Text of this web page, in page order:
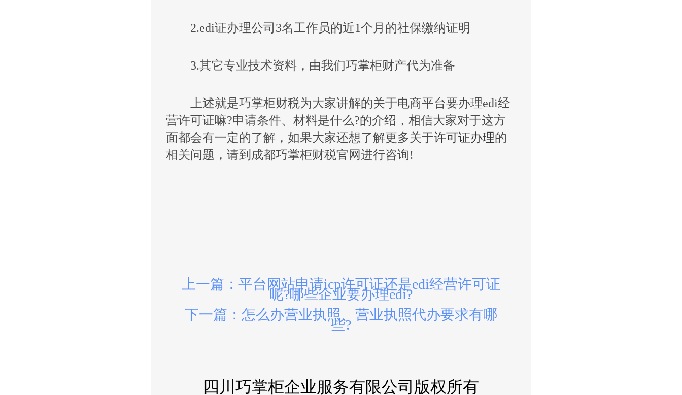
2.edi证办理公司3名工作员的近1个月的社保缴纳证明
3.其它专业技术资料，由我们巧掌柜财产代为准备
上述就是巧掌柜财税为大家讲解的关于电商平台要办理edi经
营许可证嘛?申请条件、材料是什么?的介绍，相信大家对于这方
面都会有一定的了解，如果大家还想了解更多关于许可证办理的
相关问题，请到成都巧掌柜财税官网进行咨询!
上一篇：平台网站申请icp许可证还是edi经营许可证
呢?哪些企业要办理edi?
下一篇：怎么办营业执照、营业执照代办要求有哪
些?
四川巧掌柜企业服务有限公司版权所有